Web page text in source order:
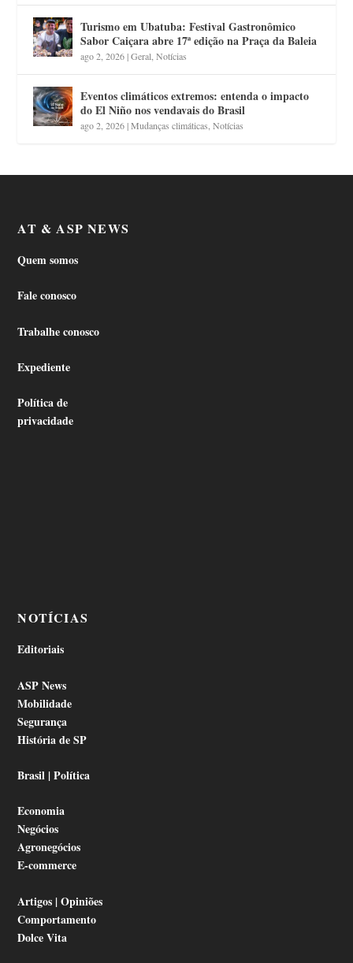
Turismo em Ubatuba: Festival Gastronômico
Sabor Caiçara abre 17ª edição na Praça da Baleia
ago 2, 2026|Geral ,Notícias
Eventos climáticos extremos: entenda o impacto
do El Niño nos vendavais do Brasil
ago 2, 2026|Mudanças climáticas ,Notícias
AT & ASP NEWS
Quem somos
Fale conosco
Trabalhe conosco
Expediente
Política de
privacidade
NOTÍCIAS
Editoriais
ASP News
Mobilidade
Segurança
História de SP
Brasil | Política
Economia
Negócios
Agronegócios
E-commerce
Artigos | Opiniões
Comportamento
Dolce Vita